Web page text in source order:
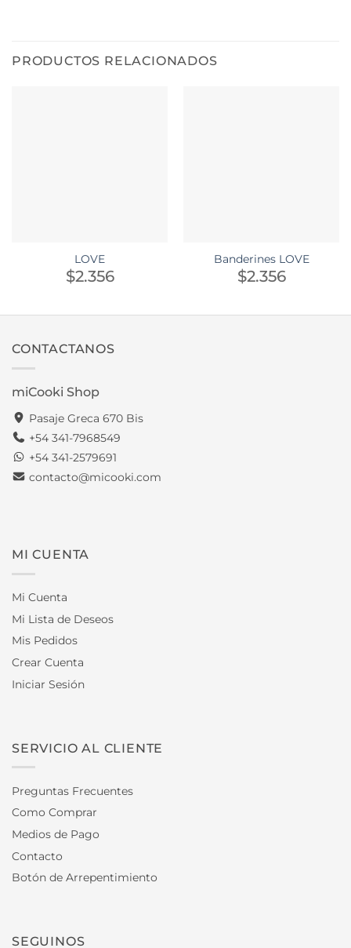
PRODUCTOS RELACIONADOS
LOVE
$2.356
Banderines LOVE
$2.356
CONTACTANOS
miCooki Shop
Pasaje Greca 670 Bis
+54 341-7968549
+54 341-2579691
contacto@micooki.com
MI CUENTA
Mi Cuenta
Mi Lista de Deseos
Mis Pedidos
Crear Cuenta
Iniciar Sesión
SERVICIO AL CLIENTE
Preguntas Frecuentes
Como Comprar
Medios de Pago
Contacto
Botón de Arrepentimiento
SEGUINOS